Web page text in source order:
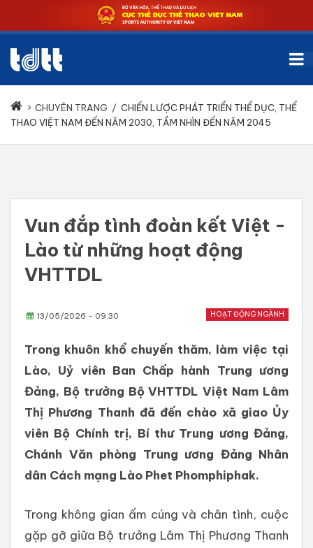
CHUYÊN TRANG / CHIẾN LƯỢC PHÁT TRIỂN THỂ DỤC, THỂ
THAO VIỆT NAM ĐẾN NĂM 2030, TẦM NHÌN ĐẾN NĂM 2045
Vun đắp tình đoàn kết Việt -
Lào từ những hoạt động
VHTTDL
HOẠT ĐỘNG NGÀNH
13/05/2026 - 09:30
Trong khuôn khổ chuyến thăm, làm việc tại
Lào, Uỷ viên Ban Chấp hành Trung ương
Đảng, Bộ trưởng Bộ VHTTDL Việt Nam Lâm
Thị Phương Thanh đã đến chào xã giao Ủy
viên Bộ Chính trị, Bí thư Trung ương Đảng,
Chánh Văn phòng Trung ương Đảng Nhân
dân Cách mạng Lào Phet Phomphiphak.
Trong không gian ấm cúng và chân tình, cuộc
gặp gỡ giữa Bộ trưởng Lâm Thị Phương Thanh